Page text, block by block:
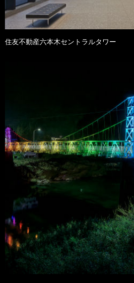
住友不動産六本木セントラルタワー